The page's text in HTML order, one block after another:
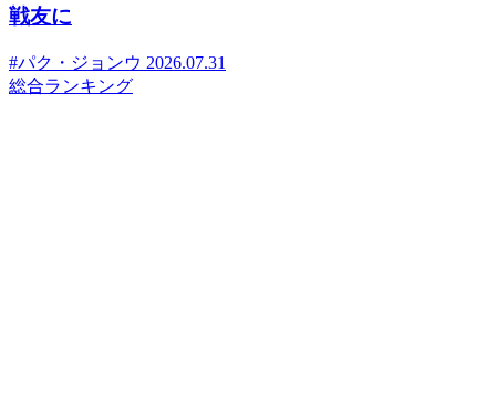
戦友に
#パク・ジョンウ 2026.07.31
総合ランキング